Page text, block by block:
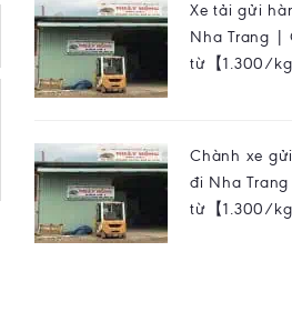
Xe tải gửi
Nha Trang |
từ【1.300/
Chành xe
đi Nha
từ【1.300/